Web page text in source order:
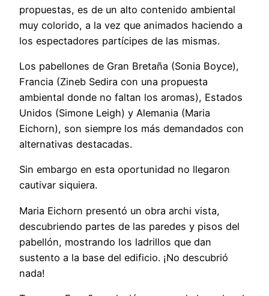
propuestas, es de un alto contenido ambiental
muy colorido, a la vez que animados haciendo a
los espectadores partícipes de las mismas.
Los pabellones de Gran Bretaña (Sonia Boyce),
Francia (Zineb Sedira con una propuesta
ambiental donde no faltan los aromas), Estados
Unidos (Simone Leigh) y Alemania (Maria
Eichorn), son siempre los más demandados con
alternativas destacadas.
Sin embargo en esta oportunidad no llegaron
cautivar siquiera.
Maria Eichorn presentó un obra archi vista,
descubriendo partes de las paredes y pisos del
pabellón, mostrando los ladrillos que dan
sustento a la base del edificio. ¡No descubrió
nada!